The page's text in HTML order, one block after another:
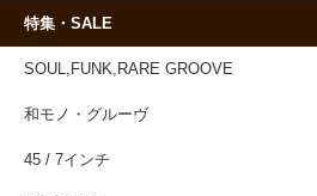
特集・SALE
SOUL,FUNK,RARE GROOVE
和モノ・グルーヴ
45 / 7インチ